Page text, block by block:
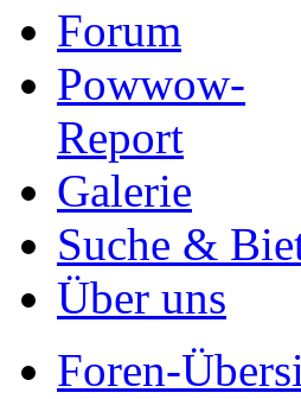
Forum
Powwow-
Report
Galerie
Suche &
Über uns
Foren-